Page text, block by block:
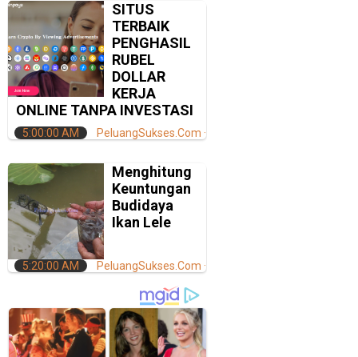
SITUS
TERBAIK
PENGHASIL
RUBEL
DOLLAR
KERJA
ONLINE TANPA INVESTASI
PeluangSukses.Com
5:00:00 AM
Menghitung
Keuntungan
Budidaya
Ikan Lele
PeluangSukses.Com
5:20:00 AM